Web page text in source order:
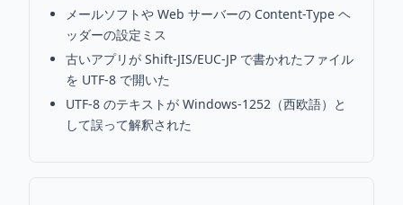
メールソフトや Web サーバーの Content-Type ヘ
ッダーの設定ミス
古いアプリが Shift-JIS/EUC-JP で書かれたファイル
を UTF-8 で開いた
UTF-8 のテキストが Windows-1252（西欧語）と
して誤って解釈された